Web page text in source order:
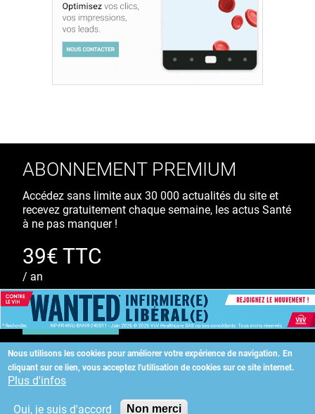
Nous utilisons les cookies pour améliorer votre expérience de navigation. En
cliquant sur ce lien, vous acceptez l'utilisation de cookies sur ce site internet.
Plus d'infos
Oui, je suis d'accord Non merci
ABONNEMENT PREMIUM
Accédez sans limite aux 30 000 actualités du site et
recevez gratuitement chaque semaine, les actus Santé
à ne pas manquer !
39€ TTC
/ an
S'ABONNER
Copyright©2026 ALLIEDHEALTH